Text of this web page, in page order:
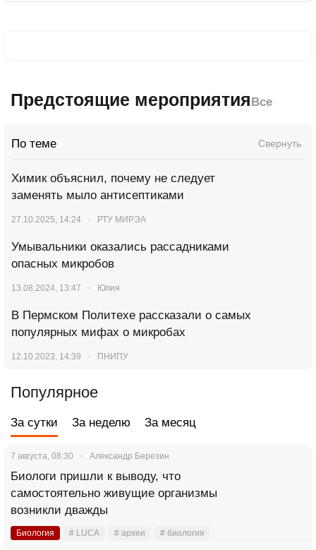
Предстоящие мероприятияВсе
По теме Свернуть
Химик объяснил, почему не следует
заменять мыло антисептиками
27.10.2025, 14:24 РТУ МИРЭА
Умывальники оказались рассадниками
опасных микробов
13.08.2024, 13:47 Юлия
В Пермском Политехе рассказали о самых
популярных мифах о микробах
12.10.2023, 14:39 ПНИПУ
Популярное
За сутки За неделю За месяц
7 августа, 08:30 Александр Березин
Биологи пришли к выводу, что
самостоятельно живущие организмы
возникли дважды
Биология # LUCA # археи # биология